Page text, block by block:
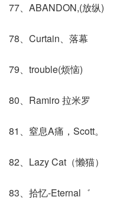
77、ABANDON,(放纵)
78、Curtain、落幕
79、trouble(烦恼)
80、Ramiro 拉米罗
81、窒息A痛，Scott。
82、Lazy Cat（懒猫）
83、拾忆-Eternal゛